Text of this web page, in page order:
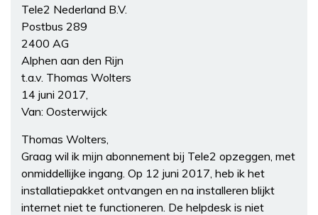
Tele2 Nederland B.V.
Postbus 289
2400 AG
Alphen aan den Rijn
t.a.v. Thomas Wolters
14 juni 2017,
Van: Oosterwijck
Thomas Wolters,
Graag wil ik mijn abonnement bij Tele2 opzeggen, met
onmiddellijke ingang. Op 12 juni 2017, heb ik het
installatiepakket ontvangen en na installeren blijkt
internet niet te functioneren. De helpdesk is niet